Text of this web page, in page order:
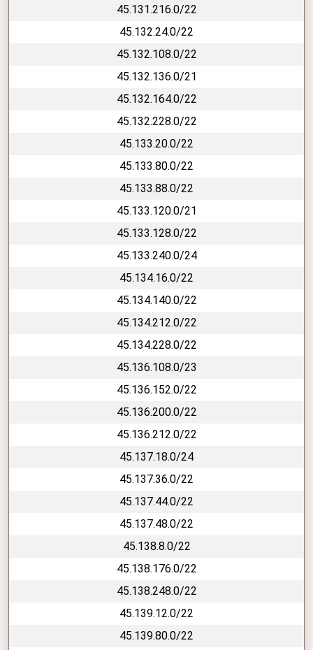
45.131.216.0/22
45.132.24.0/22
45.132.108.0/22
45.132.136.0/21
45.132.164.0/22
45.132.228.0/22
45.133.20.0/22
45.133.80.0/22
45.133.88.0/22
45.133.120.0/21
45.133.128.0/22
45.133.240.0/24
45.134.16.0/22
45.134.140.0/22
45.134.212.0/22
45.134.228.0/22
45.136.108.0/23
45.136.152.0/22
45.136.200.0/22
45.136.212.0/22
45.137.18.0/24
45.137.36.0/22
45.137.44.0/22
45.137.48.0/22
45.138.8.0/22
45.138.176.0/22
45.138.248.0/22
45.139.12.0/22
45.139.80.0/22